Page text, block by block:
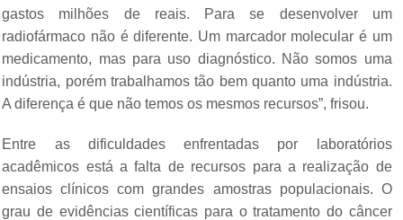
gastos milhões de reais. Para se desenvolver um
radiofármaco não é diferente. Um marcador molecular é um
medicamento, mas para uso diagnóstico. Não somos uma
indústria, porém trabalhamos tão bem quanto uma indústria.
A diferença é que não temos os mesmos recursos”, frisou.
Entre as dificuldades enfrentadas por laboratórios
acadêmicos está a falta de recursos para a realização de
ensaios clínicos com grandes amostras populacionais. O
grau de evidências científicas para o tratamento do câncer